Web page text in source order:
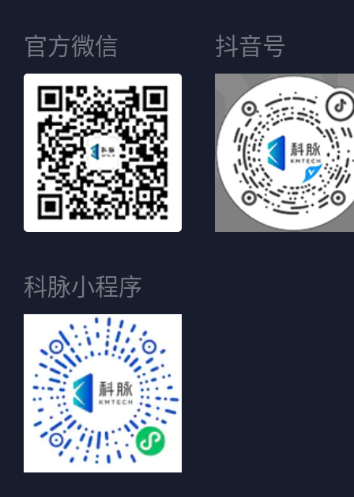
官方微信 抖音号
科脉小程序